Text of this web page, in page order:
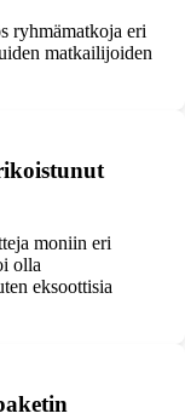
ryhmämatkoja eri
matkailijoiden
moniin eri
olla
eksoottisia